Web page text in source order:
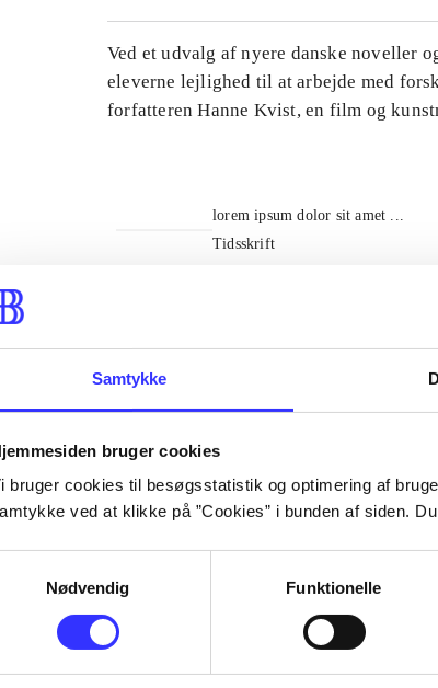
Samtykke
bruger cookies
bruger cookies til besøgsstatistik og optimering af
ved at klikke på ”Cookies” i bunden af siden.
Nødvendig
Funktionelle
Ved et udvalg af nyere danske noveller
eleverne lejlighed til at arbejde med
forfatteren Hanne Kvist, en film og
lorem ipsum dolor sit amet ...
Tidsskrift